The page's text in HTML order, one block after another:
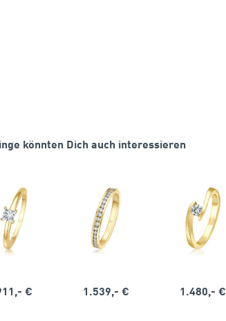
könnten Dich auch interessieren
€ 1.539,- € 1.480,- €